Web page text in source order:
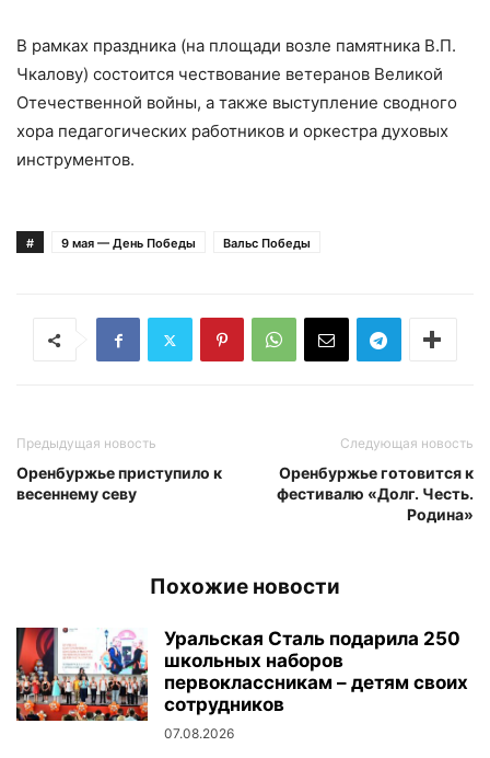
В рамках праздника (на площади возле памятника В.П.
Чкалову) состоится чествование ветеранов Великой
Отечественной войны, а также выступление сводного
хора педагогических работников и оркестра духовых
инструментов.
# 9 мая — День Победы Вальс Победы
Предыдущая новость
Оренбуржье приступило к
весеннему севу
Следующая новость
Оренбуржье готовится к
фестивалю «Долг. Честь.
Родина»
Похожие новости
Уральская Сталь подарила 250
школьных наборов
первоклассникам – детям своих
сотрудников
07.08.2026